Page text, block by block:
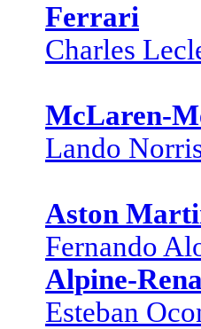
Ferrari
Charles
McLaren-
Lando
Aston
Fernando
Alpine-
Esteban